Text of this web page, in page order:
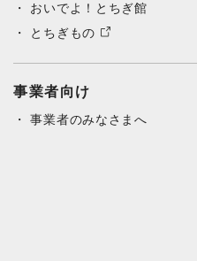
おいでよ！とちぎ館
とちぎもの
事業者向け
事業者のみなさまへ